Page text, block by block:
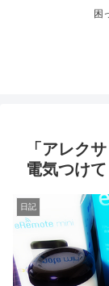
困
「アレク
電気つけて
日記